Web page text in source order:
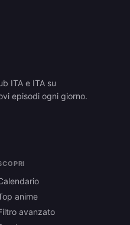
ITA e ITA su
episodi ogni giorno.
anime
avanzato